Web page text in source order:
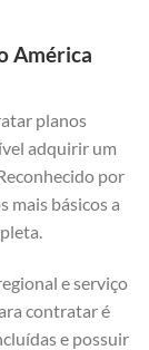
América
planos
adquirir um
por
mais básicos a
e serviço
contratar é
e possuir